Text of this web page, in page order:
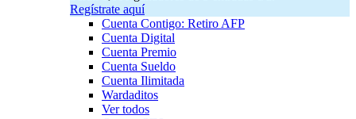
Regístrate aquí
Cuenta Contigo: Retiro AFP
Cuenta Digital
Cuenta Premio
Cuenta Sueldo
Cuenta Ilimitada
Wardaditos
Ver todos